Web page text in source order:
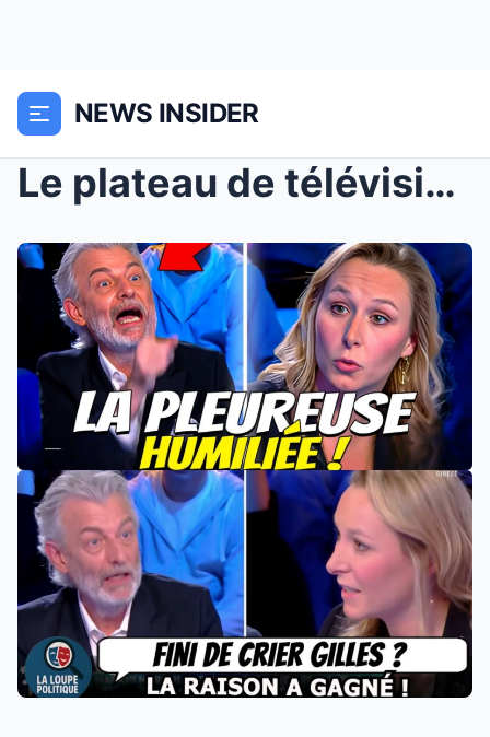
NEWS INSIDER
Le plateau de télévision s’est transformé en...